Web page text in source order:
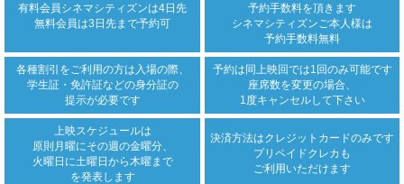
有料会員シネマシティズンは4日先
無料会員は3日先まで予約可
予約手数料を頂きます
シネマシティズンご本人様は
予約手数料無料
各種割引をご利用の方は 入場の際、
学生証・免許証などの身分証の
提示が必要です
予約は同上映回では1回のみ可能です
座席数を変更の場合、
1度キャンセルして下さい
上映スケジュールは
原則月曜にその週の金曜分、
火曜日に土曜日から木曜まで
を発表します
決済方法はクレジットカードのみです
プリペイドクレカも
ご利用いただけます